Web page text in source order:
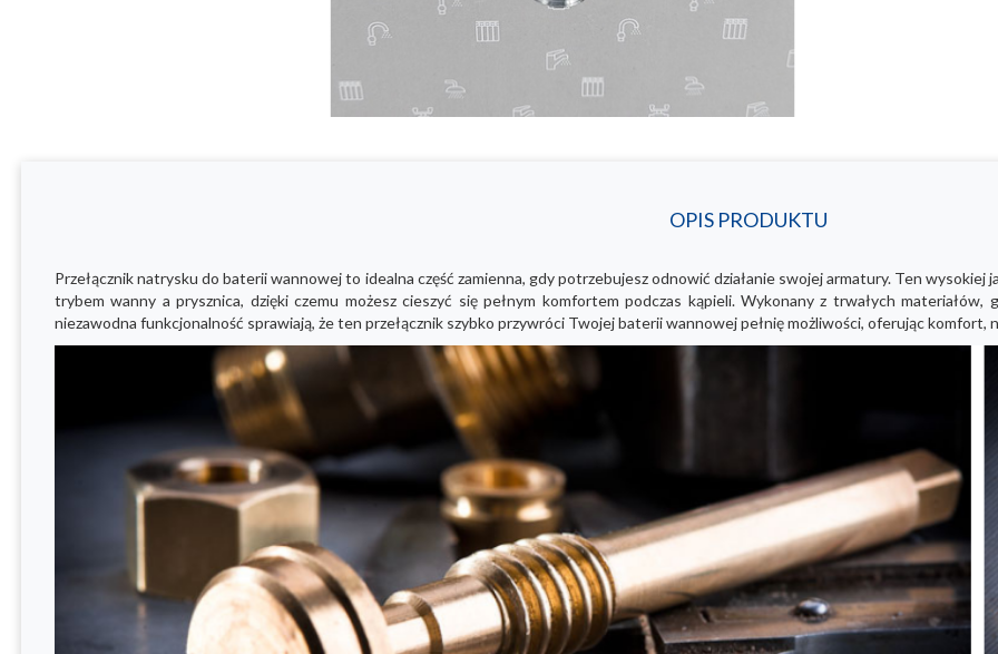
OPIS PRODUKTU
Przełącznik natrysku do baterii wannowej to idealna część zamienna, gdy potrzebujesz odnowić działanie swojej armatury. Ten wysokiej
trybem wanny a prysznica, dzięki czemu możesz cieszyć się pełnym komfortem podczas kąpieli. Wykonany z trwałych
niezawodna funkcjonalność sprawiają, że ten przełącznik szybko przywróci Twojej baterii wannowej pełnię możliwości, oferując komfort,